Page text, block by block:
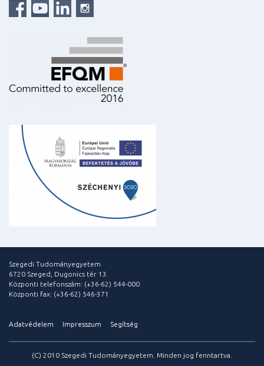
Szegedi Tudományegyetem
6720 Szeged, Dugonics tér 13.
Központi telefonszám: (+36-62) 544-000
Központi fax: (+36-62) 546-371
Adatvédelem Impresszum Segítség
(C) 2010 Szegedi Tudományegyetem. Minden jog fenntartva.